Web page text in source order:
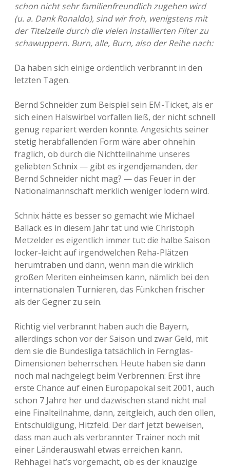
schon nicht sehr familienfreundlich zugehen wird
(u. a. Dank Ronaldo), sind wir froh, wenigstens mit
der Titelzeile durch die vielen installierten Filter zu
schawuppern. Burn, alle, Burn, also der Reihe nach:
Da haben sich einige ordentlich verbrannt in den
letzten Tagen.
Bernd Schneider zum Beispiel sein EM-Ticket, als er
sich einen Halswirbel vorfallen ließ, der nicht schnell
genug repariert werden konnte. Angesichts seiner
stetig herabfallenden Form wäre aber ohnehin
fraglich, ob durch die Nichtteilnahme unseres
geliebten Schnix — gibt es irgendjemanden, der
Bernd Schneider nicht mag? — das Feuer in der
Nationalmannschaft merklich weniger lodern wird.
Schnix hätte es besser so gemacht wie Michael
Ballack es in diesem Jahr tat und wie Christoph
Metzelder es eigentlich immer tut: die halbe Saison
locker-leicht auf irgendwelchen Reha-Plätzen
herumtraben und dann, wenn man die wirklich
großen Meriten einheimsen kann, nämlich bei den
internationalen Turnieren, das Fünkchen frischer
als der Gegner zu sein.
Richtig viel verbrannt haben auch die Bayern,
allerdings schon vor der Saison und zwar Geld, mit
dem sie die Bundesliga tatsächlich in Fernglas-
Dimensionen beherrschen. Heute haben sie dann
noch mal nachgelegt beim Verbrennen: Erst ihre
erste Chance auf einen Europapokal seit 2001, auch
schon 7 Jahre her und dazwischen stand nicht mal
eine Finalteilnahme, dann, zeitgleich, auch den ollen,
Entschuldigung, Hitzfeld. Der darf jetzt beweisen,
dass man auch als verbrannter Trainer noch mit
einer Länderauswahl etwas erreichen kann.
Rehhagel hat’s vorgemacht, ob es der knauzige